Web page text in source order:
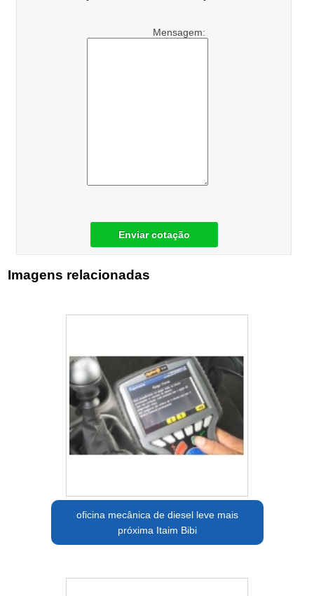
Mensagem:
Enviar cotação
Imagens relacionadas
oficina mecânica de diesel leve mais
próxima Itaim Bibi